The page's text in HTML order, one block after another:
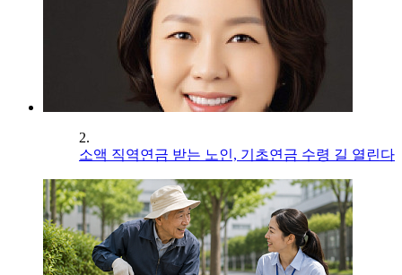
2.
소액 직역연금 받는 노인, 기초연금 수령 길 열린다